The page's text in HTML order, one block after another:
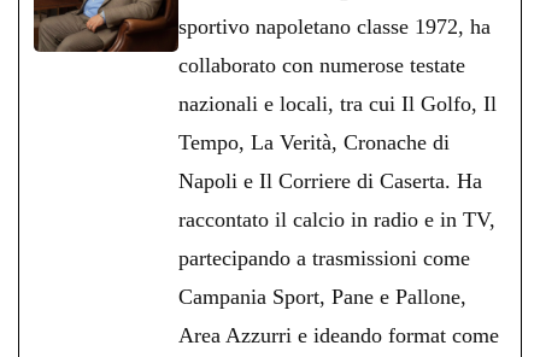
sportivo napoletano classe 1972, ha
collaborato con numerose testate
nazionali e locali, tra cui Il Golfo, Il
Tempo, La Verità, Cronache di
Napoli e Il Corriere di Caserta. Ha
raccontato il calcio in radio e in TV,
partecipando a trasmissioni come
Campania Sport, Pane e Pallone,
Area Azzurri e ideando format come